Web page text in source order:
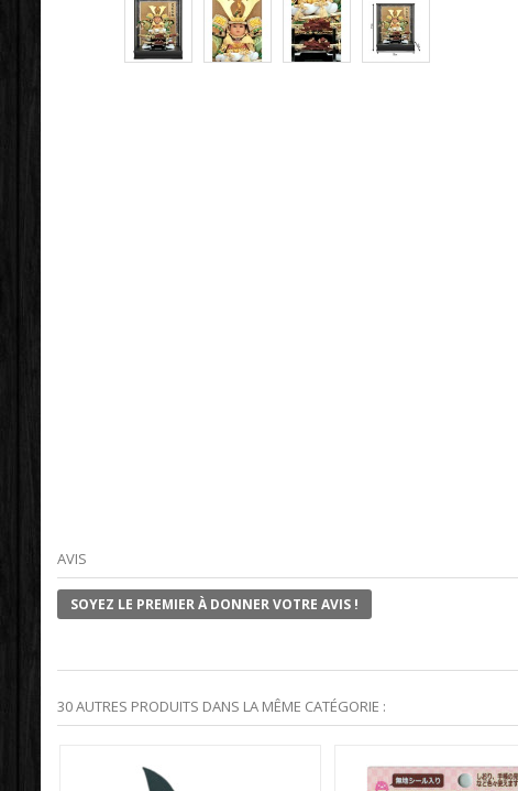
AVIS
SOYEZ LE PREMIER À DONNER VOTRE AVIS !
30 AUTRES PRODUITS DANS LA MÊME CATÉGORIE :